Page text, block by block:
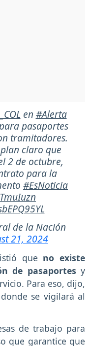
en #Alerta
pasaportes
tramitadores.
claro que
2 de octubre,
para la
#EsNoticia
de la Nación
21, 2024
que no existe
de pasaportes y
Para eso, dijo,
se vigilará al
de trabajo para
que garantice que